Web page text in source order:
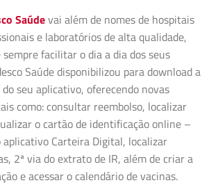
Saúdevai além de nomes de hospitais
e laboratórios de alta qualidade,
facilitar o dia a dia dos seus
Saúde disponibilizou para download a
seu aplicativo, oferecendo novas
como: consultar reembolso, localizar
o cartão de identificação online –
Carteira Digital, localizar
2ª via do extrato de IR, além de criar a
e acessar o calendário de vacinas.